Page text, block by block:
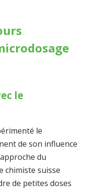
le
le
de son influence
du
chimiste suisse
de petites doses